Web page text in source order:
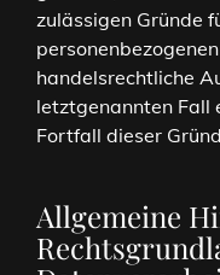
zulässigen Gründe
handelsrechtliche
letztgenannten Fall
Fortfall dieser
Allgemeine